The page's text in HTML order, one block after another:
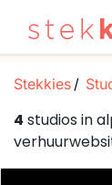
Stekkies
4 studios in